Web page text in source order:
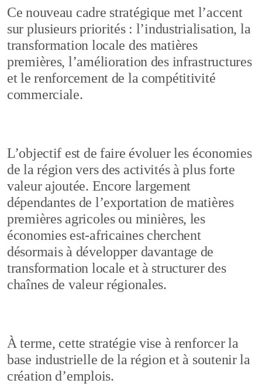
Ce nouveau cadre stratégique met l’accent
sur plusieurs priorités : l’industrialisation, la
transformation locale des matières
premières, l’amélioration des infrastructures
et le renforcement de la compétitivité
commerciale.
L’objectif est de faire évoluer les économies
de la région vers des activités à plus forte
valeur ajoutée. Encore largement
dépendantes de l’exportation de matières
premières agricoles ou minières, les
économies est-africaines cherchent
désormais à développer davantage de
transformation locale et à structurer des
chaînes de valeur régionales.
À terme, cette stratégie vise à renforcer la
base industrielle de la région et à soutenir la
création d’emplois.